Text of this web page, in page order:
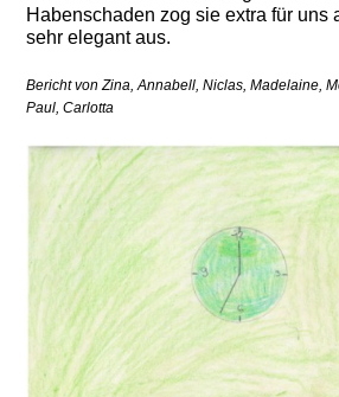
Habenschaden zog sie extra für uns
sehr elegant aus.
Bericht von Zina, Annabell, Niclas, Madelaine,
Paul, Carlotta